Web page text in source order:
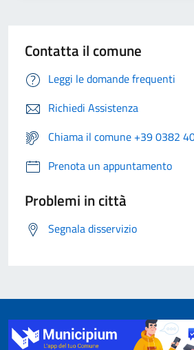
Contatta il comune
Leggi le domande frequenti
Richiedi Assistenza
Chiama il comune +39 0382
Prenota un appuntamento
Problemi in città
Segnala disservizio